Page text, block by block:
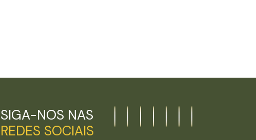
SIGA-NOS NAS
REDES SOCIAIS